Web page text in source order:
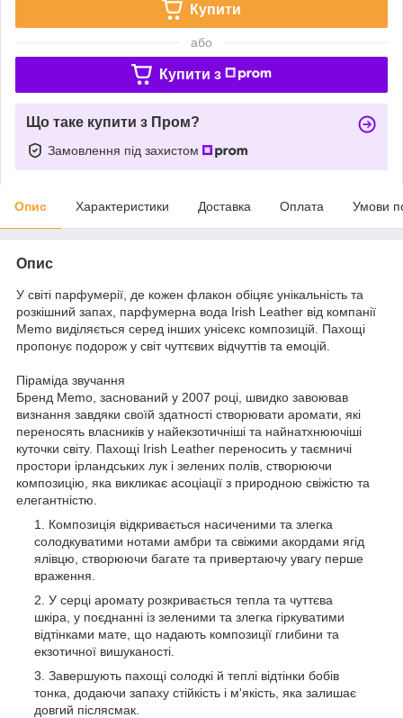
Купити
або
Купити з
Що таке купити з Пром?
Замовлення під захистом
Опис Характеристики Доставка Оплата Умови
Опис
У світі парфумерії, де кожен флакон обіцяє унікальність та
розкішний запах, парфумерна вода Irish Leather від компанії
Memo виділяється серед інших унісекс композицій. Пахощі
пропонує подорож у світ чуттєвих відчуттів та емоцій.
Піраміда звучання
Бренд Memo, заснований у 2007 році, швидко завоював
визнання завдяки своїй здатності створювати аромати, які
переносять власників у найекзотичніші та найнатхнюючіші
куточки світу. Пахощі Irish Leather переносить у таємничі
простори ірландських лук і зелених полів, створюючи
композицію, яка викликає асоціації з природною свіжістю та
елегантністю.
Композиція відкривається насиченими та злегка
солодкуватими нотами амбри та свіжими акордами ягід
ялівцю, створюючи багате та привертаючу увагу перше
враження.
У серці аромату розкривається тепла та чуттєва
шкіра, у поєднанні із зеленими та злегка гіркуватими
відтінками мате, що надають композиції глибини та
екзотичної вишуканості.
Завершують пахощі солодкі й теплі відтінки бобів
тонка, додаючи запаху стійкість і м'якість, яка залишає
довгий післясмак.